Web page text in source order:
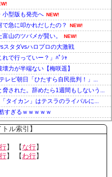
小型版も発売へ NEW!
で急に叩かれだしたの？ NEW!
山のツバメが賢い。 NEW!
スタダvsハロプロの大激戦
れで行っていー？」ﾊﾟｼｬ
力が半端ない【梅咲遥】
レビ朝日「ひたすら自民批判！」...
された。辞めたら1週間もしないう...
タイカン」はテスラのライバルに...
すぎるｗｗｗｗｗ
トル索引】
】 【な行】
】 【わ行】